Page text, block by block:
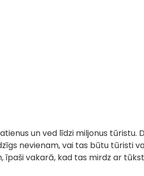
un ved līdzi miljonus
nevienam, vai tas būtu tūristi
īpaši vakarā, kad tas mirdz ar